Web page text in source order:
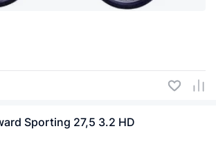
Sporting 27,5 3.2 HD